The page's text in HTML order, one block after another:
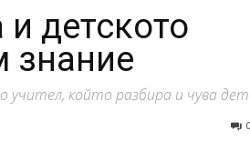
детското
знание
който разбира и чува
0